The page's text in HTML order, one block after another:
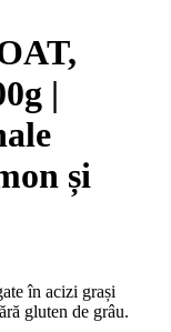
|
și
în acizi grași
gluten de grâu.